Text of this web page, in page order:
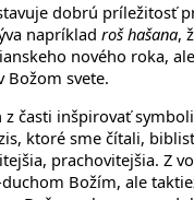
dobrú príležitosť
napríklad roš hašana,
nového roka,
Božom svete.
z časti inšpirovať
ktoré sme čítali,
prachovitejšia. Z
Božím, ale